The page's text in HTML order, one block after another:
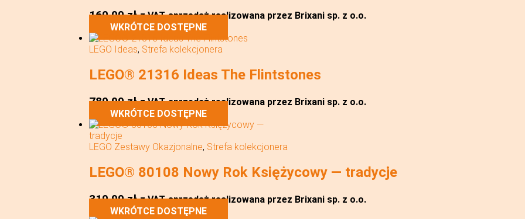
160,00zł z VAT sprzedaż realizowana przez Brixani sp. z o.o.
WKRÓTCE DOSTĘPNE
LEGO Ideas, Strefa kolekcjonera
LEGO® 21316 Ideas The Flintstones
789,99zł z VAT sprzedaż realizowana przez Brixani sp. z o.o.
WKRÓTCE DOSTĘPNE
LEGO Zestawy Okazjonalne, Strefa kolekcjonera
LEGO® 80108 Nowy Rok Księżycowy — tradycje
319,99zł z VAT sprzedaż realizowana przez Brixani sp. z o.o.
WKRÓTCE DOSTĘPNE